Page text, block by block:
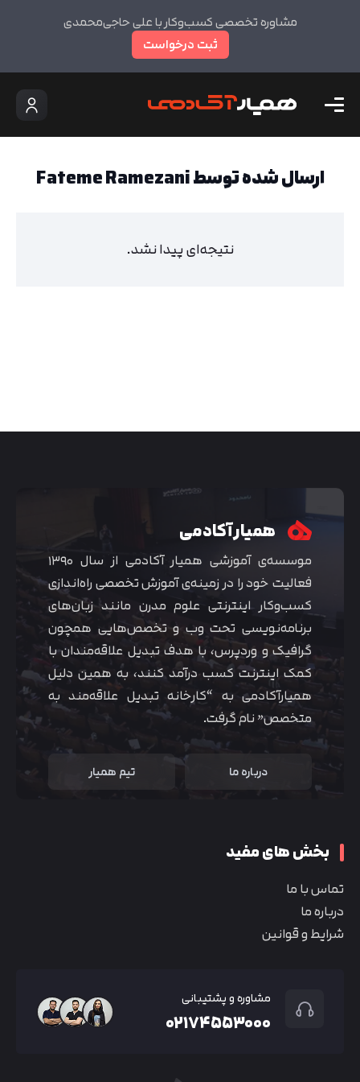
مشاوره تخصصی کسب‌وکار با علی حاجی‌محمدی
ثبت درخواست
ارسال شده توسط Fateme Ramezani
نتیجه‌ای پیدا نشد.
همیار آکادمی
موسسه‌ی آموزشی همیار آکادمی از سال ۱۳۹۰
فعالیت خود را در زمینه‌ی آموزش تخصصی راه‌اندازی
کسب‌و‌کار اینترنتی علوم مدرن مانند زبان‌های
برنامه‌نویسی تحت وب و تخصص‌هایی همچون
گرافیک و وردپرس، با هدف تبدیل علاقه‌مندان با
کمک اینترنت کسب درآمد کنند، به همین دلیل
همیارآکادمی به “کارخانه تبدیل علاقه‌مند به
متخصص” نام گرفت.
درباره ما تیم همیار
بخش های مفید
تماس با ما
درباره ما
شرایط و قوانین
مشاوره و پشتیبانی
۰۲۱۷۴۵۵۳۰۰۰
تایید کد
کد ارسال شده را وارد کنید
اصلاح شماره
تایید کد
دریافت مجدد کد: 00:59
متوجه شدم